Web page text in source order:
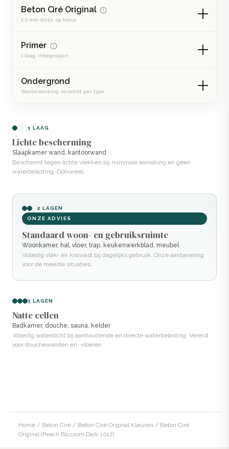
Beton Ciré Original
1-2 mm dikte, op kleur
Primer
1 laag, inbegrepen
Ondergrond
Voorbewerking verschilt per type
1 LAAG
Lichte bescherming
Slaapkamer wand, kantoorwand
Beschermt tegen lichte vlekken bij minimale aanraking en geen
waterbelasting. Optioneel.
2 LAGEN
ONZE ADVIES
Standaard woon- en gebruiksruimte
Woonkamer, hal, vloer, trap, keukenwerkblad, meubel
Volledig vlek- en krasvast bij dagelijks gebruik. Onze aanbeveling
voor de meeste situaties.
3 LAGEN
Natte cellen
Badkamer, douche, sauna, kelder
Volledig waterdicht bij aanhoudende en directe waterbelasting. Vereist
voor douchewanden en -vloeren.
Home / Beton Ciré / Beton Ciré Original Kleuren / Beton Ciré
Original (Peach Blossom Dark 1017)